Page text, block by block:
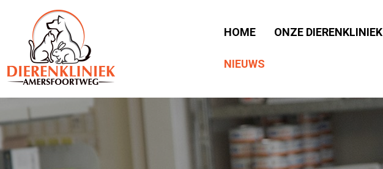
HOME ONZE DIERENKLINIEK
NIEUWS